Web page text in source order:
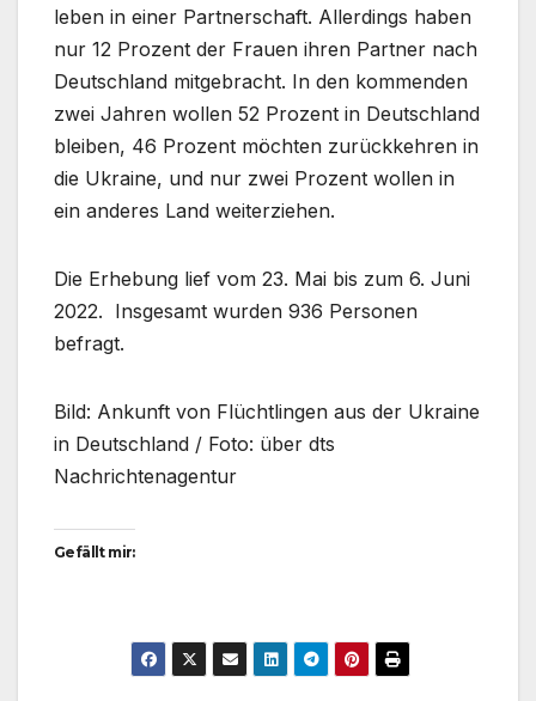
leben in einer Partnerschaft. Allerdings haben
nur 12 Prozent der Frauen ihren Partner nach
Deutschland mitgebracht. In den kommenden
zwei Jahren wollen 52 Prozent in Deutschland
bleiben, 46 Prozent möchten zurückkehren in
die Ukraine, und nur zwei Prozent wollen in
ein anderes Land weiterziehen.
Die Erhebung lief vom 23. Mai bis zum 6. Juni
2022. Insgesamt wurden 936 Personen
befragt.
Bild: Ankunft von Flüchtlingen aus der Ukraine
in Deutschland / Foto: über dts
Nachrichtenagentur
Gefällt mir: